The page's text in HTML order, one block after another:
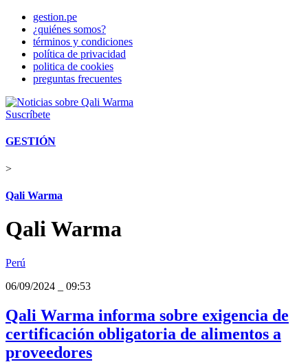
gestion.pe
¿quiénes somos?
términos y condiciones
política de privacidad
politica de cookies
preguntas frecuentes
Suscríbete
GESTIÓN
>
Qali Warma
Qali Warma
Perú
06/09/2024
09:53
Qali Warma informa sobre exigencia de
certificación obligatoria de alimentos a
proveedores